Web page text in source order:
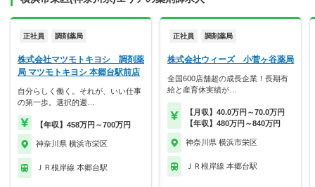
正社員 調剤薬局
株式会社マツモトキヨシ 調剤薬
局 マツモトキヨシ 本郷台駅前店
自分らしく働く。それが、いい仕事
の第一歩。選択的週…
【年収】458万円～700万円
神奈川県 横浜市栄区
ＪＲ根岸線 本郷台駅
正社員 調剤薬局
株式会社ウィーズ 小菅ヶ谷薬局
全国600店舗超の成長企業！長期有
給と産育休実績が…
【月収】40.0万円～70.0万円
【年収】480万円～840万円
神奈川県 横浜市栄区
ＪＲ根岸線 本郷台駅